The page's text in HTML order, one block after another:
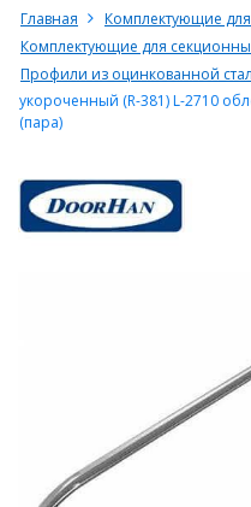
Главная
Комплектующие
Комплектующие для
Профили из оцинкованной
укороченный (R-381) L-2710
(пара)